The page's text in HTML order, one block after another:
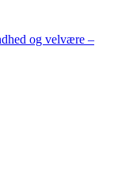
og velvære –